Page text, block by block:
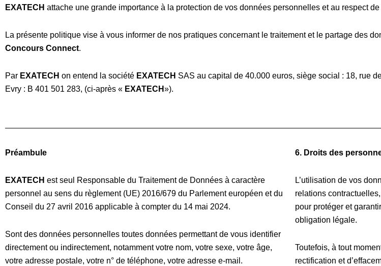
EXATECH attache une grande importance à la protection de vos données personnelles et au respect
La présente politique vise à vous informer de nos pratiques concernant le traitement et le partage des
Concours Connect.
Par EXATECH on entend la société EXATECH SAS au capital de 40.000 euros, siège social : 18, rue
Evry : B 401 501 283, (ci-après « EXATECH»).
Préambule
EXATECH est seul Responsable du Traitement de Données à caractère
personnel au sens du règlement (UE) 2016/679 du Parlement européen et du
Conseil du 27 avril 2016 applicable à compter du 14 mai 2024.
Sont des données personnelles toutes données permettant de vous identifier
directement ou indirectement, notamment votre nom, votre sexe, votre âge,
votre adresse postale, votre n° de téléphone, votre adresse e-mail.
6. Droits des
L’utilisation de vos
relations
pour protéger et
obligation légale.
Toutefois, à tout
rectification et